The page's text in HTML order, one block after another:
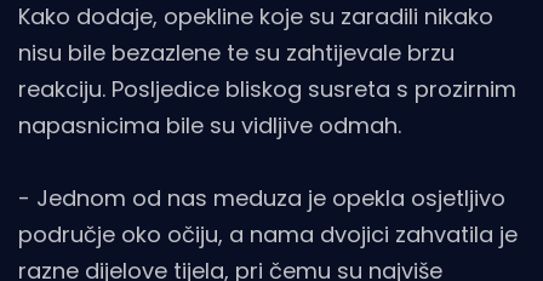
Kako dodaje, opekline koje su zaradili nikako
nisu bile bezazlene te su zahtijevale brzu
reakciju. Posljedice bliskog susreta s prozirnim
napasnicima bile su vidljive odmah.
- Jednom od nas meduza je opekla osjetljivo
područje oko očiju, a nama dvojici zahvatila je
razne dijelove tijela, pri čemu su najviše